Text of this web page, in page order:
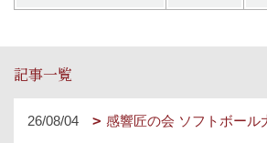
記事一覧
26/08/04 感響匠の会 ソフトボール